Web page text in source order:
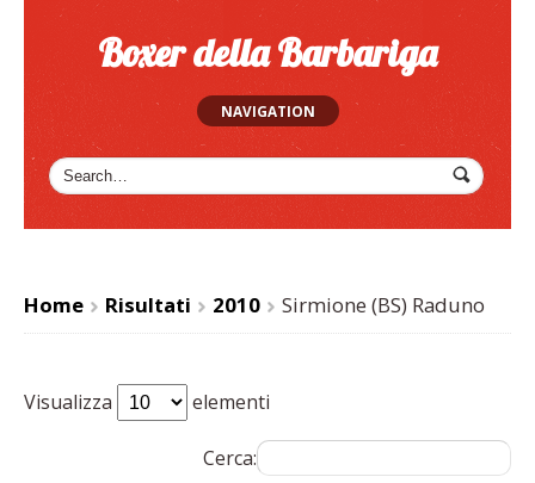
Boxer della Barbariga
NAVIGATION
Home
>
Risultati
>
2010
>
Sirmione (BS) Raduno
Visualizza elementi
Cerca: